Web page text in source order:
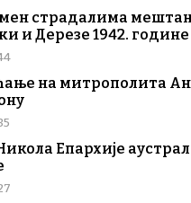
страдалима
и Дерезе 1942. године
на митрополита
Епархије